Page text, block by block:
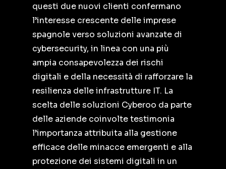
questi due nuovi clienti confermano
l’interesse crescente delle imprese
spagnole verso soluzioni avanzate di
cybersecurity, in linea con una più
ampia consapevolezza dei rischi
digitali e della necessità di rafforzare la
resilienza delle infrastrutture IT. La
scelta delle soluzioni Cyberoo da parte
delle aziende coinvolte testimonia
l’importanza attribuita alla gestione
efficace delle minacce emergenti e alla
protezione dei sistemi digitali in un